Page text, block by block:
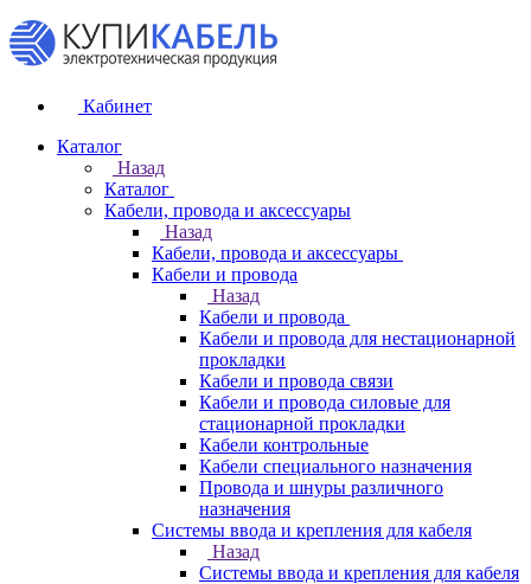
Кабинет
Каталог
Назад
Каталог
Кабели, провода и аксессуары
Назад
Кабели, провода и аксессуары
Кабели и провода
Назад
Кабели и провода
Кабели и провода для нестационарной
прокладки
Кабели и провода связи
Кабели и провода силовые для
стационарной прокладки
Кабели контрольные
Кабели специального назначения
Провода и шнуры различного
назначения
Системы ввода и крепления для кабеля
Назад
Системы ввода и крепления для кабеля